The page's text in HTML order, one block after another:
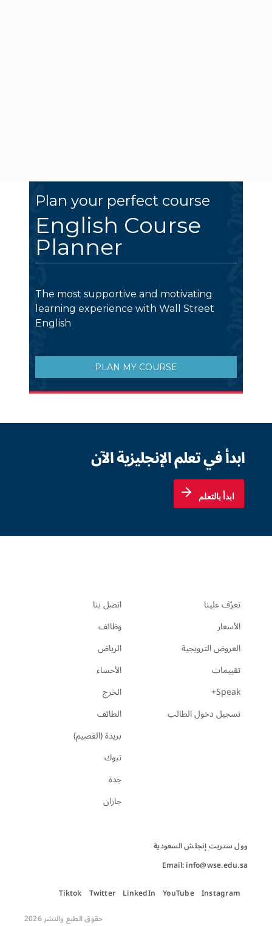
ابدأ في تعلم الإنجليزية الآن
ابدأ بالتعلم
تعرّف علينا
الأسعار
العروض الترويجية
تقييمات
Speak+
تسجيل دخول الطالب
اتصل بنا
وظائف
الرياض
الأحساء
الخرج
الطائف
بريدة (القصيم)
تبوك
جدة
جازان
وول ستريت إنجلش السعودية
Email: info@wse.edu.sa
Instagram
YouTube
LinkedIn
Twitter
Tiktok
حقوق الطبع والنشر 2026